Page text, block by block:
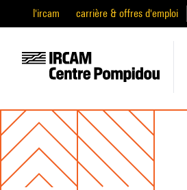
l'ircam carrière & offres d'emploi